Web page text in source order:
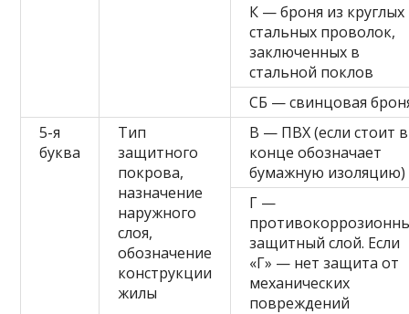
К — броня из круглых
стальных проволок,
заключенных в
стальной поклов
СБ — свинцовая
5-я
буква
Тип
защитного
покрова,
назначение
наружного
слоя,
обозначение
конструкции
жилы
В — ПВХ (если стоит в
конце обозначает
бумажную изоляцию)
Г —
защитный слой. Если
«Г» — нет защита от
механических
повреждений